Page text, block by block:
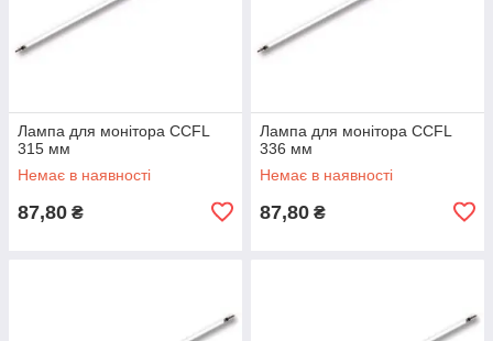
Лампа для монітора CCFL
315 мм
Немає в наявності
87,80 ₴
Лампа для монітора CCFL
336 мм
Немає в наявності
87,80 ₴